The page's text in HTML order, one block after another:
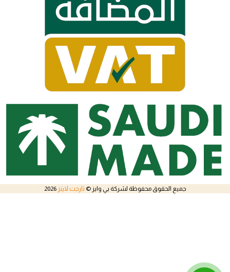
جميع الحقوق محفوظة لشركة بي وايز ©تارجت لاينز2026